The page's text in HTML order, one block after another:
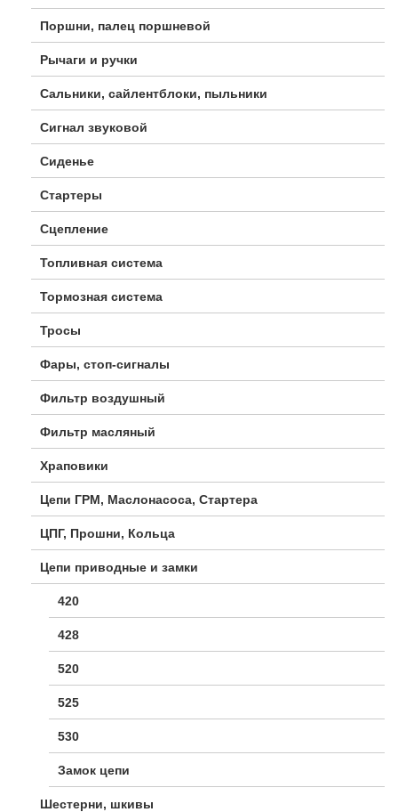
Поршни, палец поршневой
Рычаги и ручки
Сальники, сайлентблоки, пыльники
Сигнал звуковой
Сиденье
Стартеры
Сцепление
Топливная система
Тормозная система
Тросы
Фары, стоп-сигналы
Фильтр воздушный
Фильтр масляный
Храповики
Цепи ГРМ, Маслонасоса, Стартера
ЦПГ, Прошни, Кольца
Цепи приводные и замки
420
428
520
525
530
Замок цепи
Шестерни, шкивы